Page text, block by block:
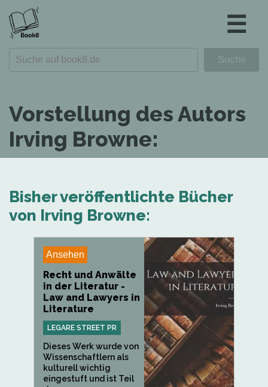
☰
Vorstellung des Autors
Irving Browne:
Bisher veröffentlichte Bücher
von Irving Browne:
Ansehen
Recht und Anwälte
in der Literatur -
Law and Lawyers in
Literature
LEGARE STREET PR
Dieses Werk wurde von
Wissenschaftlern als
kulturell wichtig
eingestuft und ist Teil